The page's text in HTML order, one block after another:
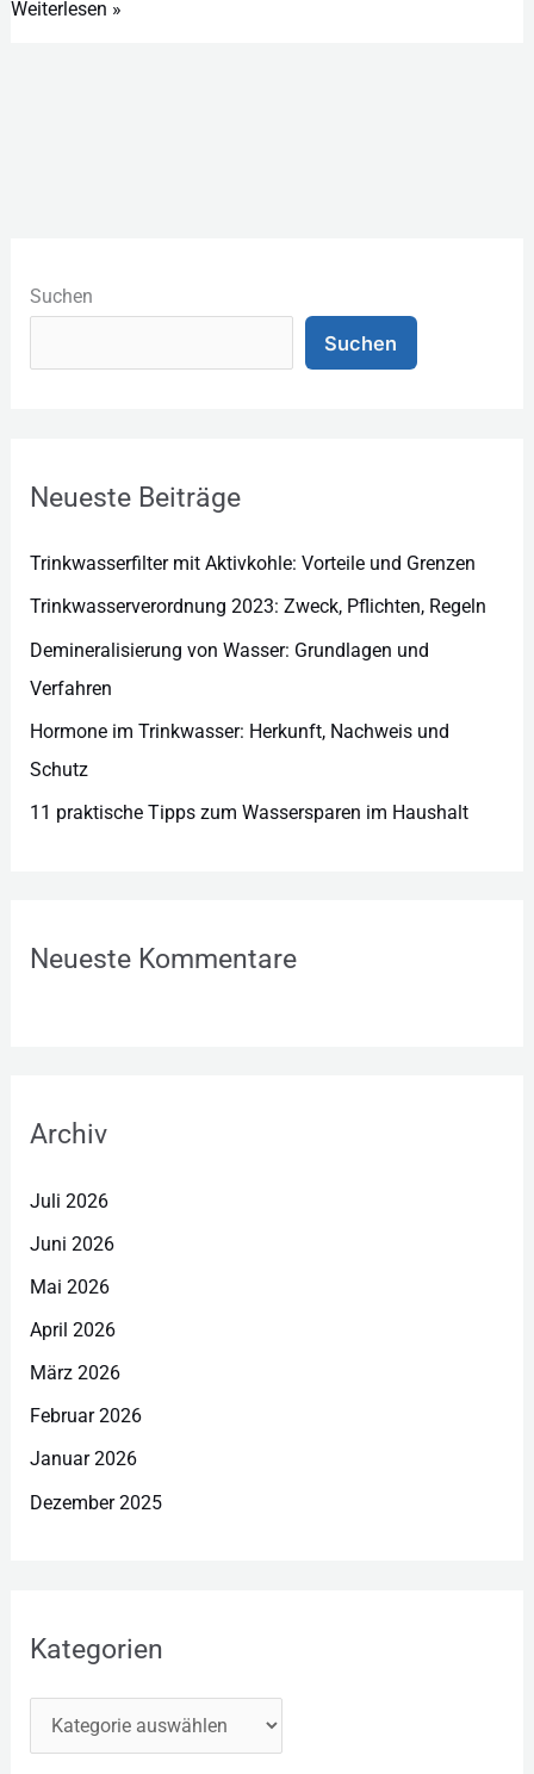
Weiterlesen »
Suchen
Suchen
Neueste Beiträge
Trinkwasserfilter mit Aktivkohle: Vorteile und Grenzen
Trinkwasserverordnung 2023: Zweck, Pflichten, Regeln
Demineralisierung von Wasser: Grundlagen und
Verfahren
Hormone im Trinkwasser: Herkunft, Nachweis und
Schutz
11 praktische Tipps zum Wassersparen im Haushalt
Neueste Kommentare
Archiv
Juli 2026
Juni 2026
Mai 2026
April 2026
März 2026
Februar 2026
Januar 2026
Dezember 2025
Kategorien
a
e
r
e
n